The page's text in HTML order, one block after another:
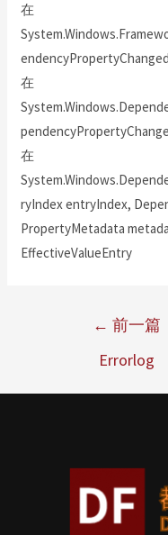
在
在
在
ryIndex entryIndex,
PropertyMetadata
EffectiveValueEntry
← 前一篇
Errorlog